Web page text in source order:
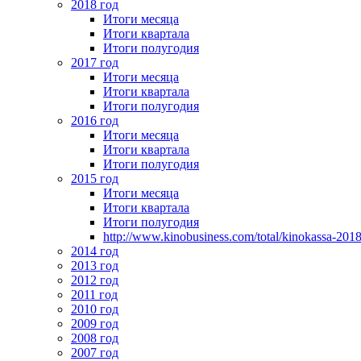
2018 год
Итоги месяца
Итоги квартала
Итоги полугодия
2017 год
Итоги месяца
Итоги квартала
Итоги полугодия
2016 год
Итоги месяца
Итоги квартала
Итоги полугодия
2015 год
Итоги месяца
Итоги квартала
Итоги полугодия
http://www.kinobusiness.com/total/kinokassa-
2014 год
2013 год
2012 год
2011 год
2010 год
2009 год
2008 год
2007 год